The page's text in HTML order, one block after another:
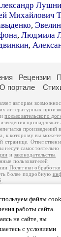
Михайлович
,
, Людмила
,
файлы
работы сайта.
на сайте, вы
с условиями
Рецензии
О портале
авторам
литературных
пользовательского
принадлежат
произведений
к которому вы можете
странице.
несут самостоятельно
изаконодательства
пользователей
Политики
более подробную
Проза.ру – порядка
сумме
посещаемости,
указано по две
2000-2026.